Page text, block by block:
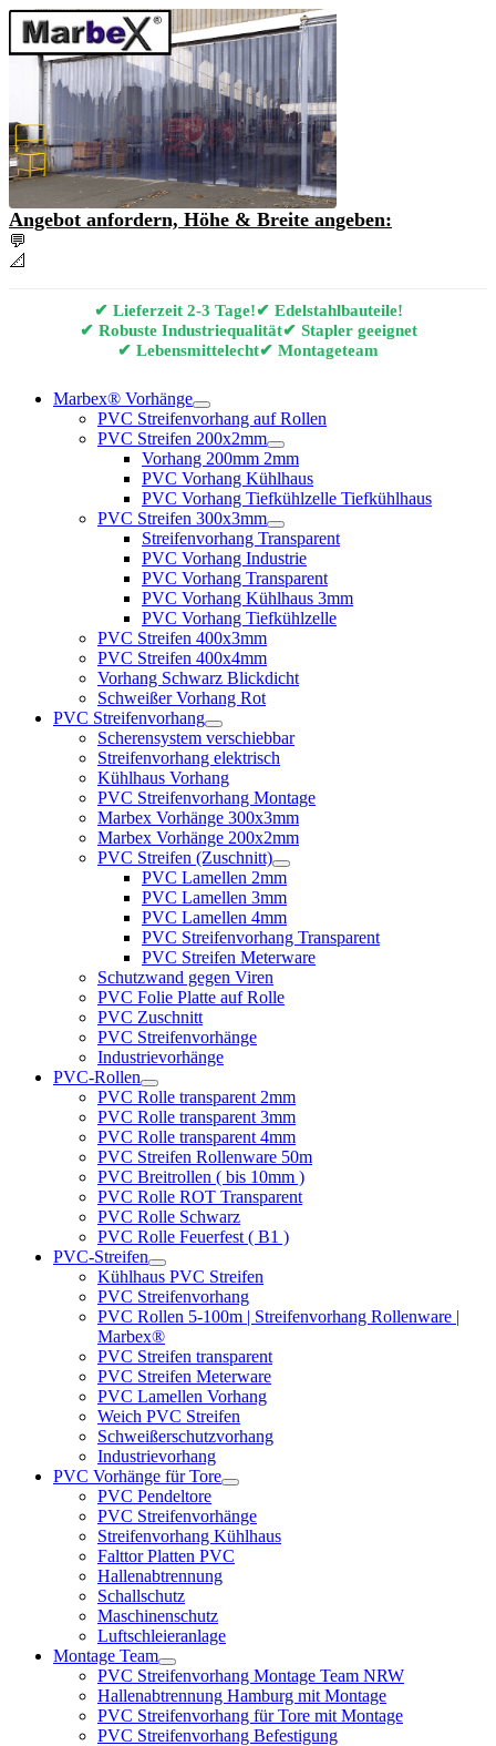
Angebot anfordern, Höhe & Breite angeben:
💬
📐
✔ Lieferzeit 2-3 Tage!✔ Edelstahlbauteile!
✔ Robuste Industriequalität✔ Stapler geeignet
✔ Lebensmittelecht✔ Montageteam
Marbex® Vorhänge
PVC Streifenvorhang auf Rollen
PVC Streifen 200x2mm
Vorhang 200mm 2mm
PVC Vorhang Kühlhaus
PVC Vorhang Tiefkühlzelle Tiefkühlhaus
PVC Streifen 300x3mm
Streifenvorhang Transparent
PVC Vorhang Industrie
PVC Vorhang Transparent
PVC Vorhang Kühlhaus 3mm
PVC Vorhang Tiefkühlzelle
PVC Streifen 400x3mm
PVC Streifen 400x4mm
Vorhang Schwarz Blickdicht
Schweißer Vorhang Rot
PVC Streifenvorhang
Scherensystem verschiebbar
Streifenvorhang elektrisch
Kühlhaus Vorhang
PVC Streifenvorhang Montage
Marbex Vorhänge 300x3mm
Marbex Vorhänge 200x2mm
PVC Streifen (Zuschnitt)
PVC Lamellen 2mm
PVC Lamellen 3mm
PVC Lamellen 4mm
PVC Streifenvorhang Transparent
PVC Streifen Meterware
Schutzwand gegen Viren
PVC Folie Platte auf Rolle
PVC Zuschnitt
PVC Streifenvorhänge
Industrievorhänge
PVC-Rollen
PVC Rolle transparent 2mm
PVC Rolle transparent 3mm
PVC Rolle transparent 4mm
PVC Streifen Rollenware 50m
PVC Breitrollen ( bis 10mm )
PVC Rolle ROT Transparent
PVC Rolle Schwarz
PVC Rolle Feuerfest ( B1 )
PVC-Streifen
Kühlhaus PVC Streifen
PVC Streifenvorhang
PVC Rollen 5-100m | Streifenvorhang Rollenware |
Marbex®
PVC Streifen transparent
PVC Streifen Meterware
PVC Lamellen Vorhang
Weich PVC Streifen
Schweißerschutzvorhang
Industrievorhang
PVC Vorhänge für Tore
PVC Pendeltore
PVC Streifenvorhänge
Streifenvorhang Kühlhaus
Falttor Platten PVC
Hallenabtrennung
Schallschutz
Maschinenschutz
Luftschleieranlage
Montage Team
PVC Streifenvorhang Montage Team NRW
Hallenabtrennung Hamburg mit Montage
PVC Streifenvorhang für Tore mit Montage
PVC Streifenvorhang Befestigung